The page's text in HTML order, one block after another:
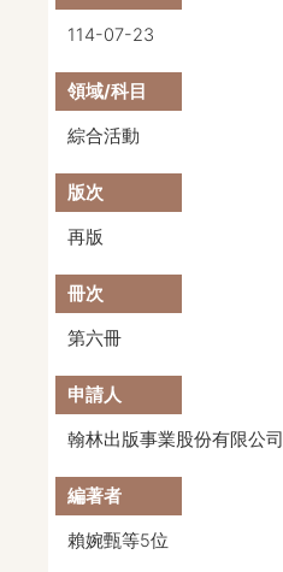
114-07-23
綜合活動
再版
第六冊
翰林出版事業股份有限公司
賴婉甄等5位